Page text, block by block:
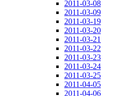
2011-03-08
2011-03-09
2011-03-19
2011-03-20
2011-03-21
2011-03-22
2011-03-23
2011-03-24
2011-03-25
2011-04-05
2011-04-06